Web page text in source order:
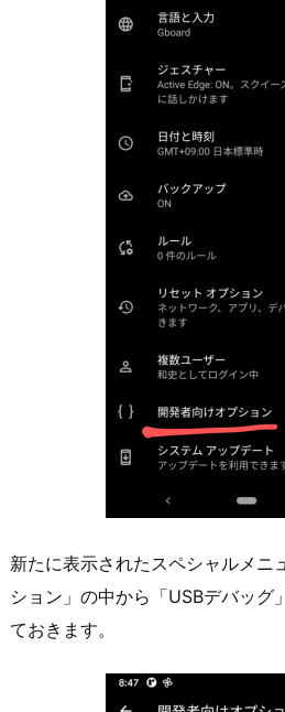
新たに表示されたスペシャルメニ
ション」の中から「USBデバッグ
ておきます。